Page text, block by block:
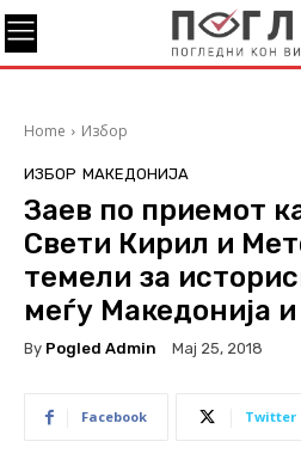
Home Избор
ИЗБОР МАКЕДОНИЈА
Заев по приемот
Свети Кирил и
темели за
меѓу Македонија
By Pogled Admin Мај 25, 2018
Facebook Twitter